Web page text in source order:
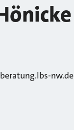
nw.de